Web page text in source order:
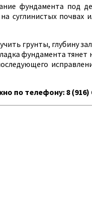
фундамента под
суглинистых
грунты, глубину
фундамента тянет
по телефону: 8 (916)